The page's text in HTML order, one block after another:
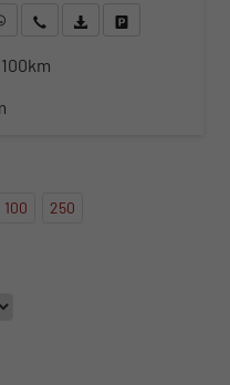
WhatsApp anfragen
Wir rufen Sie anFahrzeugexposé (PDF)
100 250